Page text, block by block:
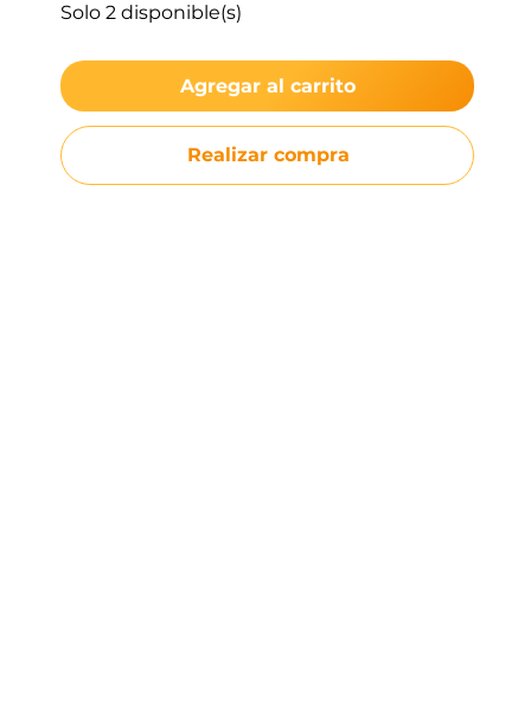
Solo 2 disponible(s)
Agregar al carrito
Realizar compra